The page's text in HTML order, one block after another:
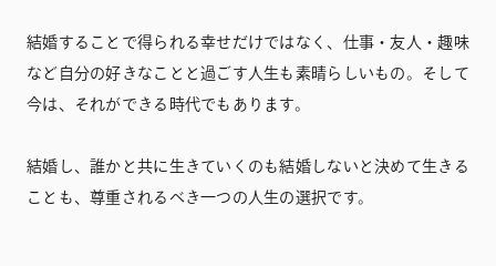
結婚することで得られる幸せだけではなく、仕事・友人・趣味
など自分の好きなことと過ごす人生も素晴らしいもの。そして
今は、それができる時代でもあります。
結婚し、誰かと共に生きていくのも結婚しないと決めて生きる
ことも、尊重されるべき一つの人生の選択です。